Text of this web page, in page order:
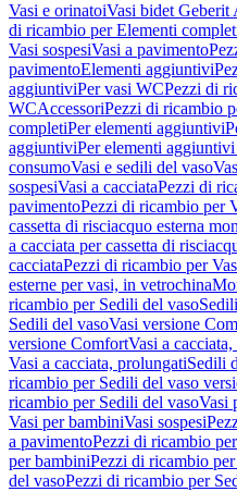
Vasi e orinatoiVasi bidet Geberit
di ricambio per Elementi
Vasi sospesiVasi a pavimento
pavimentoElementi aggiuntivi
aggiuntiviPer vasi WCPezzi di
WCAccessoriPezzi di ricambio
completiPer elementi aggiuntivi
aggiuntiviPer elementi
consumoVasi e sedili del vaso
sospesiVasi a cacciataPezzi di
pavimentoPezzi di ricambio per
cassetta di risciacquo esterna
a cacciata per cassetta di
cacciataPezzi di ricambio per
esterne per vasi, in vetrochina
ricambio per Sedili del vaso
Sedili del vasoVasi versione
versione ComfortVasi a
Vasi a cacciata, prolungatiSedili
ricambio per Sedili del vaso
ricambio per Sedili del vasoVasi
Vasi per bambiniVasi sospesi
a pavimentoPezzi di ricambio
per bambiniPezzi di ricambio
del vasoPezzi di ricambio per